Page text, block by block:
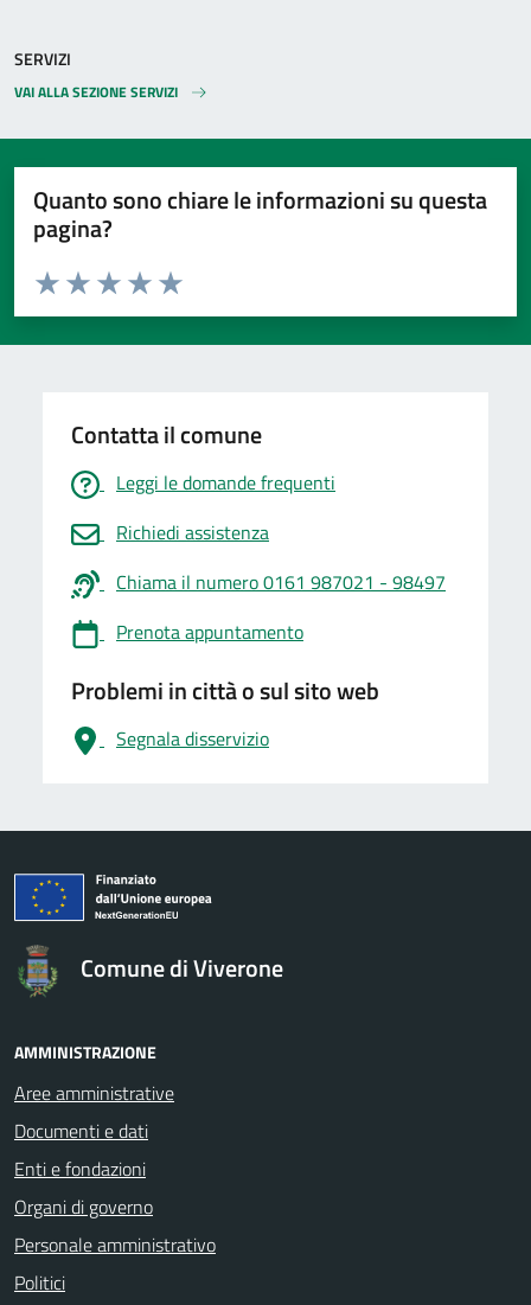
SERVIZI
VAI ALLA SEZIONE SERVIZI
Quanto sono chiare le informazioni su questa
pagina?
Valuta da 1 a 5 stelle la pagina
Valuta 5 stelle su 5
Valuta 4 stelle su 5
Valuta 3 stelle su 5
Valuta 2 stelle su 5
Valuta 1 stelle su 5
Contatta il comune
Leggi le domande frequenti
Richiedi assistenza
Chiama il numero 0161 987021 - 98497
Prenota appuntamento
Problemi in città o sul sito web
Segnala disservizio
logo Unione Europea
Comune di Viverone
AMMINISTRAZIONE
Aree amministrative
Documenti e dati
Enti e fondazioni
Organi di governo
Personale amministrativo
Politici